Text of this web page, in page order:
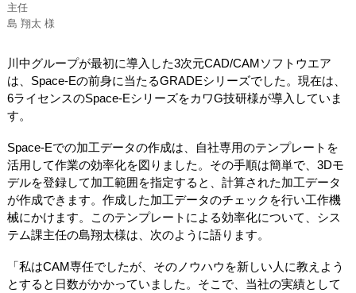
主任
島 翔太 様
川中グループが最初に導入した3次元CAD/CAMソフトウエア
は、Space-Eの前身に当たるGRADEシリーズでした。現在は、
6ライセンスのSpace-EシリーズをカワG技研様が導入していま
す。
Space-Eでの加工データの作成は、自社専用のテンプレートを
活用して作業の効率化を図りました。その手順は簡単で、3Dモ
デルを登録して加工範囲を指定すると、計算された加工データ
が作成できます。作成した加工データのチェックを行い工作機
械にかけます。このテンプレートによる効率化について、シス
テム課主任の島翔太様は、次のように語ります。
「私はCAM専任でしたが、そのノウハウを新しい人に教えよう
とすると日数がかかっていました。そこで、当社の実績として